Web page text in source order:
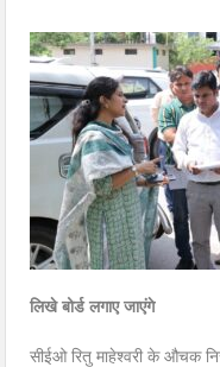
लिखे बोर्ड लगाए जाएंगे
सीईओ रितु माहेश्वरी के औचक